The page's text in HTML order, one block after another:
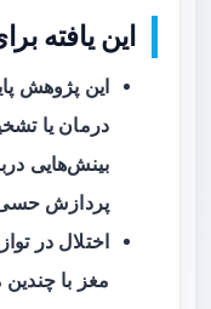
این یافته
این پژوهش
درمان یا
بینش‌هایی
پردازش
اختلال در
مغز با